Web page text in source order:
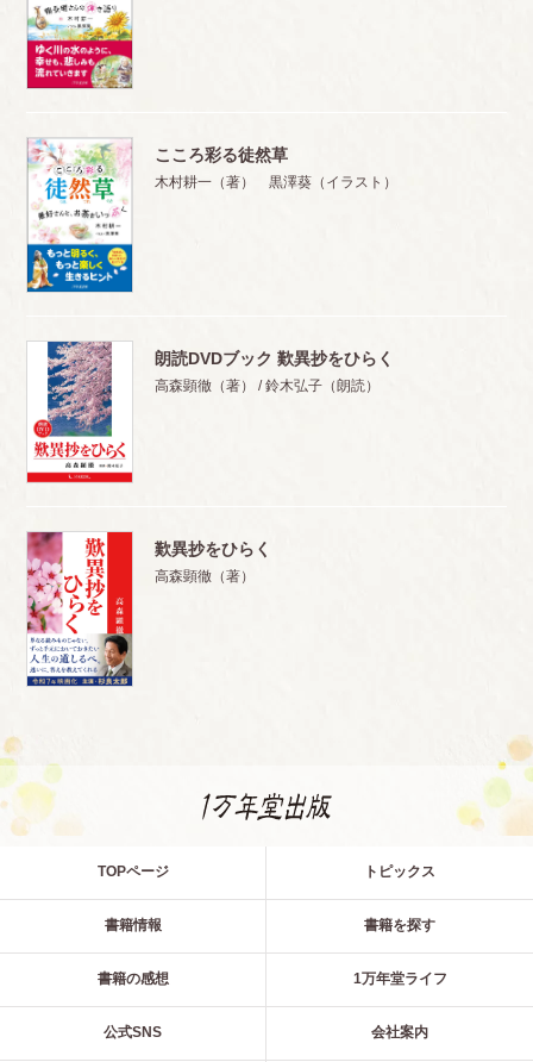
こころ彩る徒然草
木村耕一（著） 黒澤葵（イラスト）
朗読DVDブック 歎異抄をひらく
高森顕徹（著） / 鈴木弘子（朗読）
歎異抄をひらく
高森顕徹（著）
TOPページ トピックス
書籍情報 書籍を探す
書籍の感想 1万年堂ライフ
公式SNS 会社案内